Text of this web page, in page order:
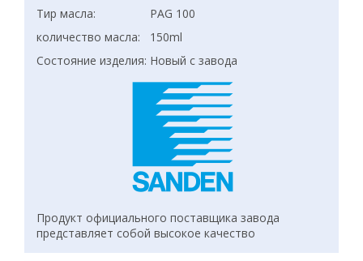
Тир масла:
PAG 100
количество масла:
150ml
Состояние изделия: Новый с завода
Продукт официального поставщика завода
представляет собой высокое качество